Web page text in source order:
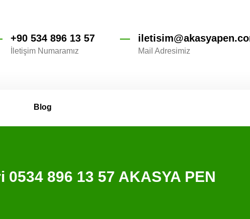
+90 534 896 13 57
İletişim Numaramız Mail Adresimiz
Blog
896 13 57 AKASYA PEN